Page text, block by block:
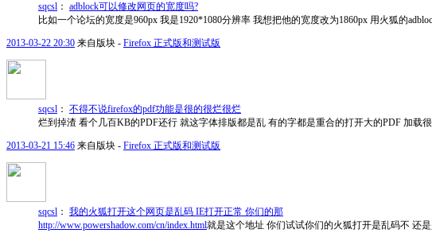
sqcsl ： adblock可以修改网页的宽度吗?
比如一个论坛的宽度是960px 我是1920*1080分辨率 我想把他的宽度改为1860px 用火狐的
2013-03-22 20:30 来自版块 - Firefox 正式版和测试版
sqcsl ： 不得不说firefox的pdf功能是很的很烂很烂
烂到掉渣 看个几百KB的PDF还行 就这字体排版都是乱 有的字都是重合的打开大的PDF 加载
2013-03-21 15:46 来自版块 - Firefox 正式版和测试版
sqcsl ： 我的火狐打开这个网页是乱码 IE打开正常 你们的那
http://www.powershadow.com/cn/index.html就是这个地址 你们试试你们的火狐打开是乱码不 还